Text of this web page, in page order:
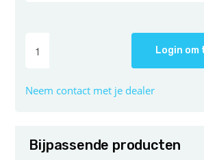
Login om
Neem contact met je dealer
Bijpassende producten